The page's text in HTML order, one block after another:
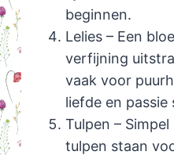
beginnen.
Lelies – Een
verfijning
vaak voor
liefde en passie
Tulpen –
tulpen staan